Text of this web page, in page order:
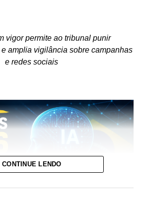
vigor permite ao tribunal punir
amplia vigilância sobre campanhas
e redes sociais
CONTINUE LENDO